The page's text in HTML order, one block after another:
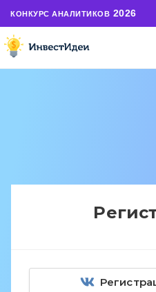
КОНКУРС АНАЛИТИКОВ 2026